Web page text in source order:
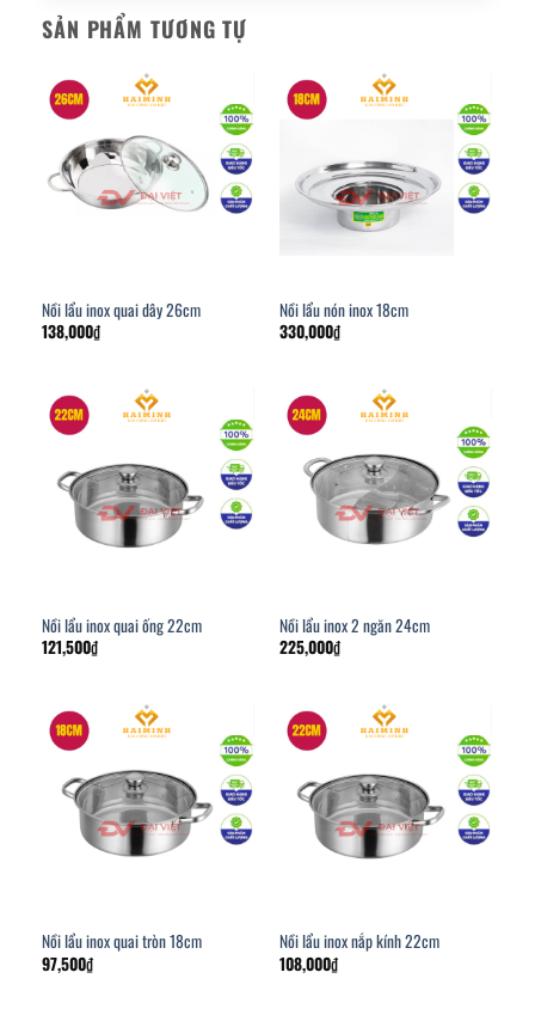
SẢN PHẨM TƯƠNG TỰ
Nồi lẩu inox quai dây 26cm
138,000₫
Nồi lẩu nón inox 18cm
330,000₫
Nồi lẩu inox quai ống 22cm
121,500₫
Nồi lẩu inox 2 ngăn 24cm
225,000₫
Nồi lẩu inox quai tròn 18cm
97,500₫
Nồi lẩu inox nắp kính 22cm
108,000₫